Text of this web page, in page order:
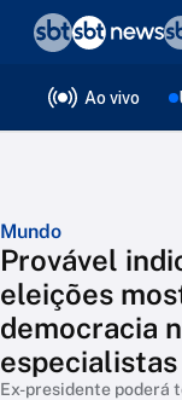
Ao vivo
Mundo
Provável
eleições
democracia
especialistas
Ex-presidente poderá
❮voltar